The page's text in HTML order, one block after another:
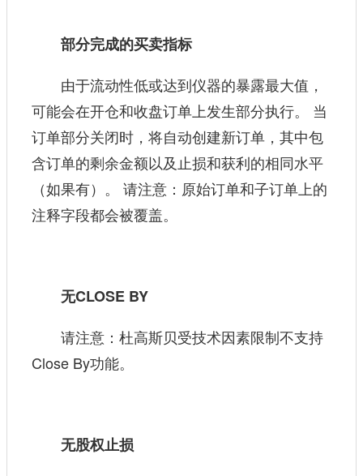
部分完成的买卖指标
由于流动性低或达到仪器的暴露最大值，
可能会在开仓和收盘订单上发生部分执行。 当
订单部分关闭时，将自动创建新订单，其中包
含订单的剩余金额以及止损和获利的相同水平
（如果有）。 请注意：原始订单和子订单上的
注释字段都会被覆盖。
无CLOSE BY
请注意：杜高斯贝受技术因素限制不支持
Close By功能。
无股权止损